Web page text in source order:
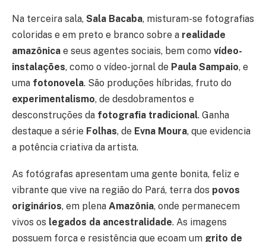
Na terceira sala, Sala Bacaba, misturam-se fotografias
coloridas e em preto e branco sobre a realidade
amazônica e seus agentes sociais, bem como vídeo-
instalações, como o vídeo-jornal de Paula Sampaio, e
uma fotonovela. São produções híbridas, fruto do
experimentalismo, de desdobramentos e
desconstruções da fotografia tradicional. Ganha
destaque a série Folhas, de Evna Moura, que evidencia
a potência criativa da artista.
As fotógrafas apresentam uma gente bonita, feliz e
vibrante que vive na região do Pará, terra dos povos
originários, em plena Amazônia, onde permanecem
vivos os legados da ancestralidade. As imagens
possuem força e resistência que ecoam um grito de